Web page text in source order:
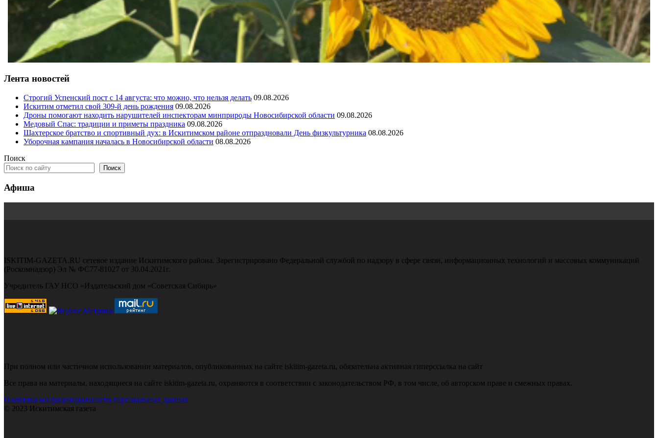
Лента новостей
Строгий Успенский пост с 14 августа: что можно, что нельзя делать 09.08.2026
Искитим отметил свой 309-й день рождения 09.08.2026
Дроны помогают находить нарушителей инспекторам минприроды Новосибирской области 09.08.2026
Медовый Спас: традиции и приметы праздника 09.08.2026
Шахтерское братство и спортивный дух: в Искитимском районе отпраздновали День физкультурника 08.08.2026
Уборочная кампания началась в Новосибирской области 08.08.2026
Поиск
Поиск
Афиша
ISKITIM-GAZETA.RU сетевое издание Искитимского района. Зарегистрировано Федеральной службой по надзору в сфере связи, информационных технологий и массовых коммуникаций
(Роскомнадзор) Эл № ФС77-81027 от 30.04.2021г.
Учредитель ГАУ НСО «Издательский дом «Советская Сибирь»
При полном или частичном использовании материалов, опубликованных на сайте iskitim-gazeta.ru, обязательна активная гиперссылка на сайт
Все права на материалы, находящиеся на сайте iskitim-gazeta.ru, охраняются в соответствии с законодательством РФ, в том числе, об авторском праве и смежных правах.
Политика конфиденциальности персональных данных
© 2023 Искитимская газета